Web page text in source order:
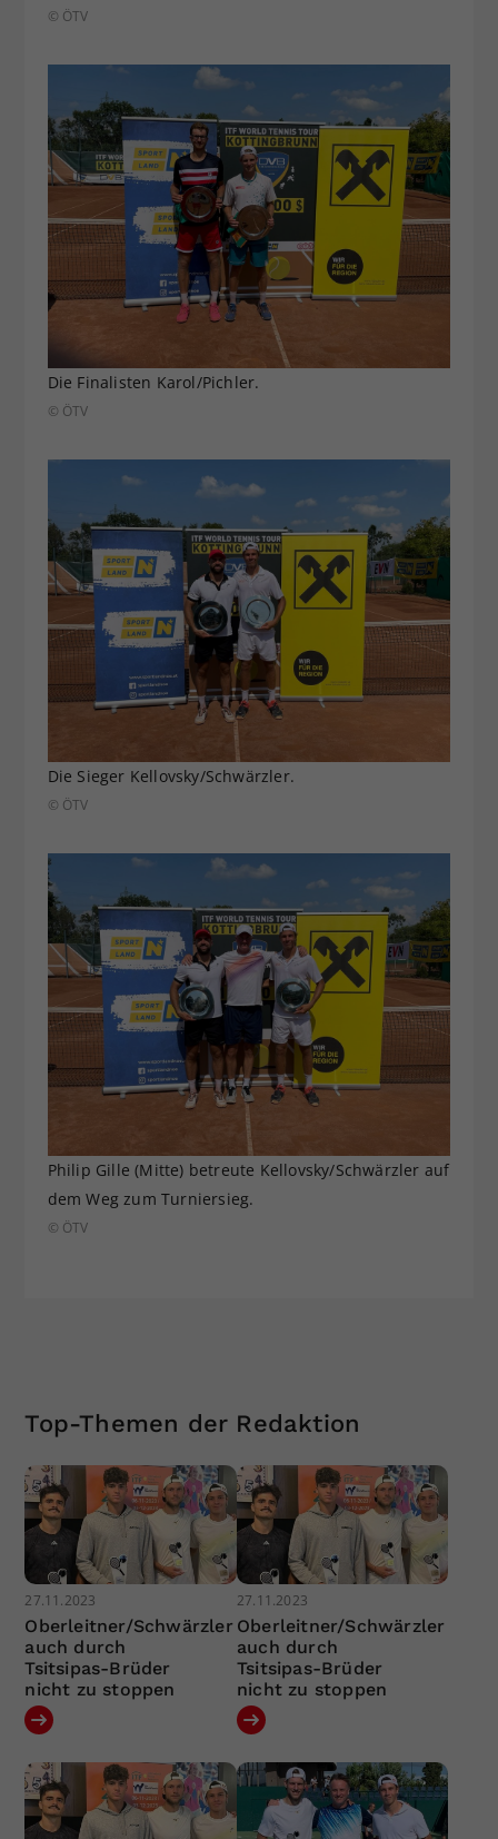
© ÖTV
Die Finalisten Karol/Pichler.
© ÖTV
Die Sieger Kellovsky/Schwärzler.
© ÖTV
Philip Gille (Mitte) betreute Kellovsky/Schwärzler auf
dem Weg zum Turniersieg.
© ÖTV
Top-Themen der Redaktion
27.11.2023
Oberleitner/Schwärzler
auch durch
Tsitsipas-Brüder
nicht zu stoppen
27.11.2023
Oberleitner/Schwärzler
auch durch
Tsitsipas-Brüder
nicht zu stoppen